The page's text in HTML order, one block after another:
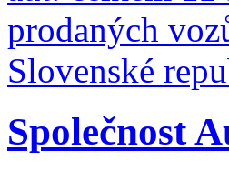
Společnost